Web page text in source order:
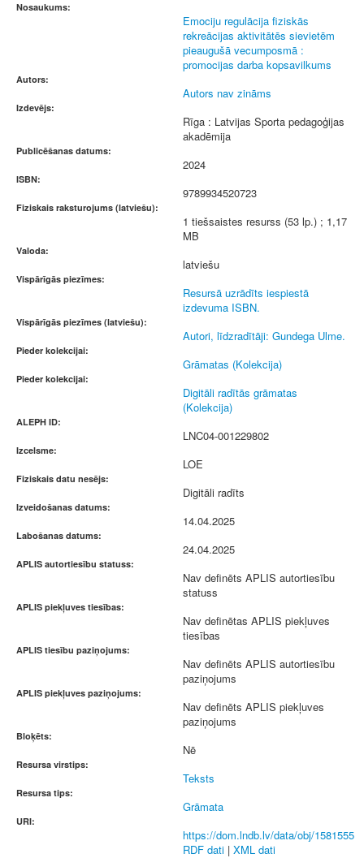
Nosaukums:
Emociju regulācija fiziskās
rekreācijas aktivitātēs sievietēm
pieaugušā vecumposmā :
promocijas darba kopsavilkums
Autors:
Autors nav zināms
Izdevējs:
Rīga : Latvijas Sporta pedagoģijas
akadēmija
Publicēšanas datums:
2024
ISBN:
9789934520723
Fiziskais raksturojums (latviešu):
1 tiešsaistes resurss (53 lp.) ; 1,17
MB
Valoda:
latviešu
Vispārīgās piezīmes:
Resursā uzrādīts iespiestā
izdevuma ISBN.
Vispārīgās piezīmes (latviešu):
Autori, līdzradītāji: Gundega Ulme.
Pieder kolekcijai:
Grāmatas (Kolekcija)
Pieder kolekcijai:
Digitāli radītās grāmatas
(Kolekcija)
ALEPH ID:
LNC04-001229802
Izcelsme:
LOE
Fiziskais datu nesējs:
Digitāli radīts
Izveidošanas datums:
14.04.2025
Labošanas datums:
24.04.2025
APLIS autortiesību statuss:
Nav definēts APLIS autortiesību
statuss
APLIS piekļuves tiesības:
Nav definētas APLIS piekļuves
tiesības
APLIS tiesību paziņojums:
Nav definēts APLIS autortiesību
paziņojums
APLIS piekļuves paziņojums:
Nav definēts APLIS piekļuves
paziņojums
Bloķēts:
Nē
Resursa virstips:
Teksts
Resursa tips:
Grāmata
URI:
https://dom.lndb.lv/data/obj/1581555
RDF dati | XML dati